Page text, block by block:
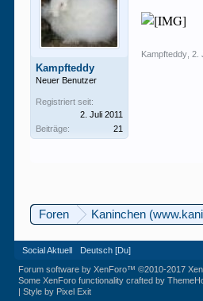
Kampfteddy
Neuer Benutzer
Registriert seit:
2. Juli 2011
Beiträge:
21
Kampfteddy 2.
Foren Kaninchen
Social Aktuell Deutsch [Du]
Forum software by XenForo™©2010-2017
Some XenForo functionality crafted by
|Style by Pixel Exit